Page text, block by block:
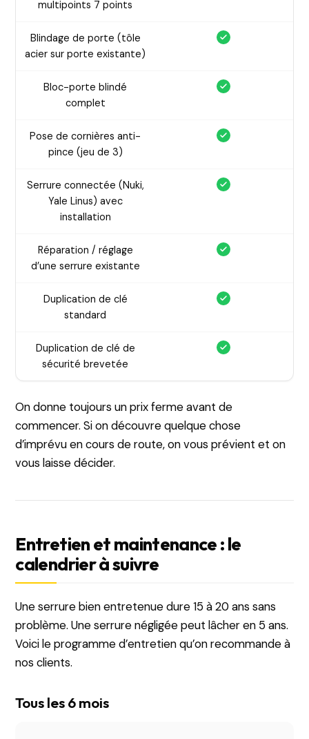
multipoints 7 points
Blindage de porte (tôle
acier sur porte existante)
Bloc-porte blindé
complet
Pose de cornières anti-
pince (jeu de 3)
Serrure connectée (Nuki,
Yale Linus) avec
installation
Réparation / réglage
d’une serrure existante
Duplication de clé
standard
Duplication de clé de
sécurité brevetée
On donne toujours un prix ferme avant de
commencer. Si on découvre quelque chose
d’imprévu en cours de route, on vous prévient et on
vous laisse décider.
Entretien et maintenance : le
calendrier à suivre
Une serrure bien entretenue dure 15 à 20 ans sans
problème. Une serrure négligée peut lâcher en 5 ans.
Voici le programme d’entretien qu’on recommande à
nos clients.
Tous les 6 mois